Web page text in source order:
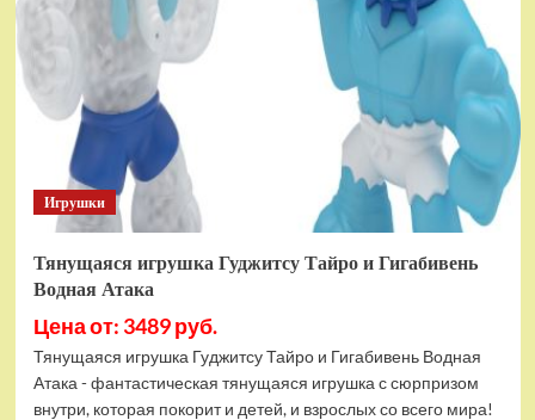
Квадрат
антистресс
(тактильная,
сенсорная)
Игрушки
Тянущаяся игрушка Гуджитсу Тайро и Гигабивень
Водная Атака
Цена от: 3489 руб.
Тянущаяся игрушка Гуджитсу Тайро и Гигабивень Водная
Атака - фантастическая тянущаяся игрушка с сюрпризом
внутри, которая покорит и детей, и взрослых со всего мира!